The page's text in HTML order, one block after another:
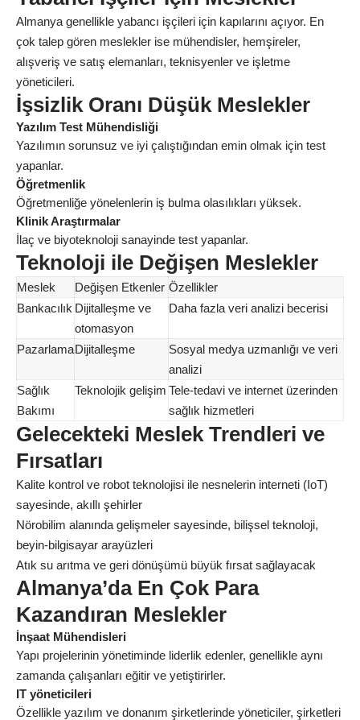
Almanya genellikle yabancı işçileri için kapılarını açıyor. En
çok talep gören meslekler ise mühendisler, hemşireler,
alışveriş ve satış elemanları, teknisyenler ve işletme
yöneticileri.
İşsizlik Oranı Düşük Meslekler
Yazılım Test Mühendisliği
Yazılımın sorunsuz ve iyi çalıştığından emin olmak için test
yapanlar.
Öğretmenlik
Öğretmenliğe yönelenlerin iş bulma olasılıkları yüksek.
Klinik Araştırmalar
İlaç ve biyoteknoloji sanayinde test yapanlar.
Teknoloji ile Değişen Meslekler
Meslek Değişen Etkenler Özellikler
Bankacılık Dijitalleşme ve
otomasyon
Daha fazla veri analizi becerisi
PazarlamaDijitalleşme
Sosyal medya uzmanlığı ve veri
analizi
Sağlık
Bakımı
Teknolojik gelişim Tele-tedavi ve internet üzerinden
sağlık hizmetleri
Gelecekteki Meslek Trendleri ve
Fırsatları
Kalite kontrol ve robot teknolojisi ile nesnelerin interneti (IoT)
sayesinde, akıllı şehirler
Nörobilim alanında gelişmeler sayesinde, bilişsel teknoloji,
beyin-bilgisayar arayüzleri
Atık su arıtma ve geri dönüşümü büyük fırsat sağlayacak
Almanya’da En Çok Para
Kazandıran Meslekler
İnşaat Mühendisleri
Yapı projelerinin yönetiminde liderlik edenler, genellikle aynı
zamanda çalışanları eğitir ve yetiştirirler.
IT yöneticileri
Özellikle yazılım ve donanım şirketlerinde yöneticiler, şirketleri